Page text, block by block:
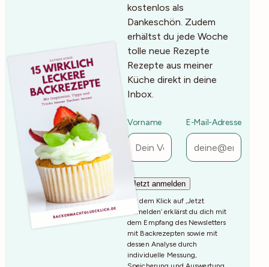
kostenlos als
Dankeschön. Zudem
erhältst du jede Woche
tolle neue Rezepte
Rezepte aus meiner
Küche direkt in deine
Inbox.
Vorname E-Mail-Adresse
Mit dem Klick auf ‚Jetzt
Anmelden‘ erklärst du dich mit
dem Empfang des Newsletters
mit Backrezepten sowie mit
dessen Analyse durch
individuelle Messung,